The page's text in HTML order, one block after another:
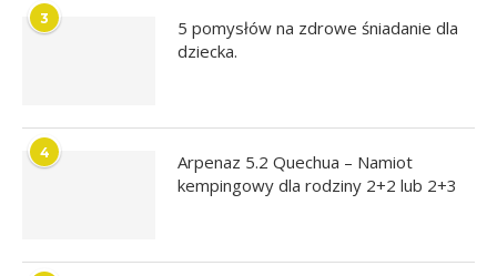
3
5 pomysłów na zdrowe śniadanie dla
dziecka.
4
Arpenaz 5.2 Quechua – Namiot
kempingowy dla rodziny 2+2 lub 2+3